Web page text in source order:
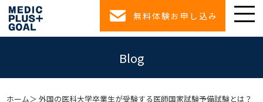
無料体験お申し込み
Blog
ホーム 外国の医科大学卒業生が受験する医師国家試験予備試験とは？